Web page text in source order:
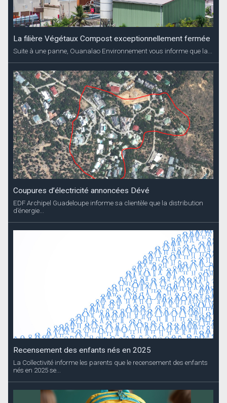
La filière Végétaux Compost exceptionnellement fermée
Suite à une panne, Ouanalao Environnement vous informe que la...
Coupures d’électricité annoncées Dévé
EDF Archipel Guadeloupe informe sa clientèle que la distribution
d’énergie...
Recensement des enfants nés en 2025
La Collectivité informe les parents que le recensement des enfants
nés en 2025 se...